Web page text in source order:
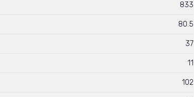
833
80.5
37
11
102